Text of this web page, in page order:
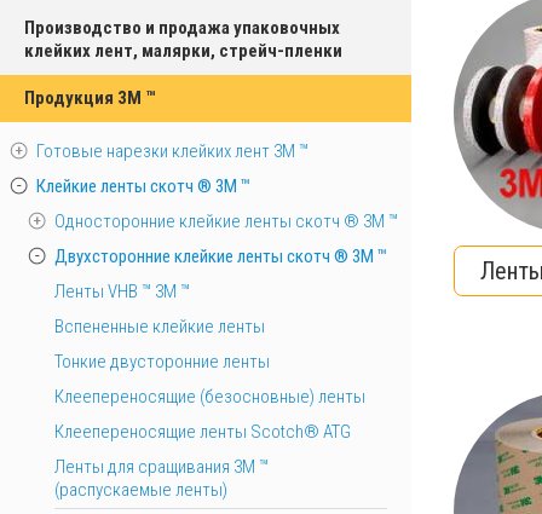
Производство и продажа упаковочных
клейких лент, малярки, стрейч-пленки
Продукция 3M ™
Готовые нарезки клейких лент 3M ™
Клейкие ленты скотч ® 3M ™
Односторонние клейкие ленты скотч ® 3M ™
Двухсторонние клейкие ленты скотч ® 3M ™
Ленты VHB ™ 3M ™
Вспененные клейкие ленты
Тонкие двусторонние ленты
Клеепереносящие (безосновные) ленты
Клеепереносящие ленты Scotch® ATG
Ленты для сращивания 3М ™
(распускаемые ленты)